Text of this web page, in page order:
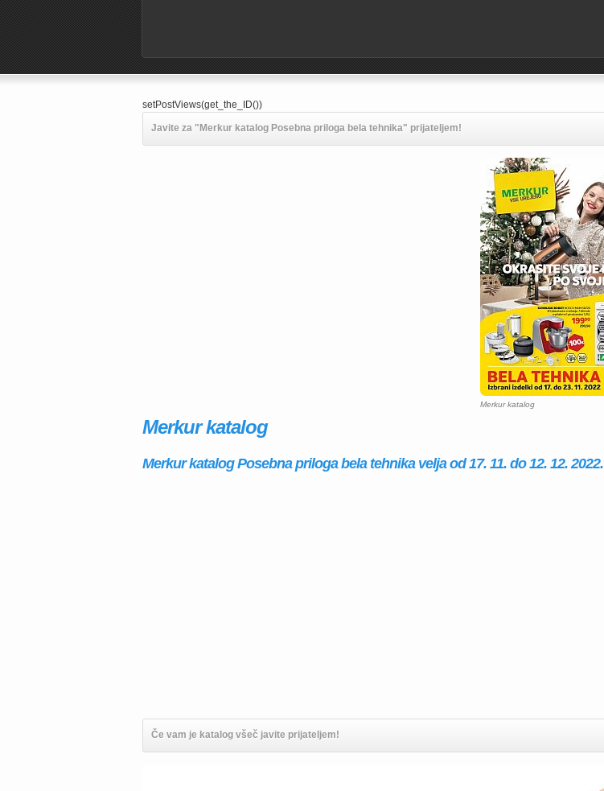
setPostViews(get_the_ID())
Javite za "Merkur katalog Posebna priloga bela tehnika" prijateljem!
Merkur katalog
Merkur katalog
Merkur katalog Posebna priloga bela tehnika velja od 17. 11. do 12. 12. 2022.
Če vam je katalog všeč javite prijateljem!